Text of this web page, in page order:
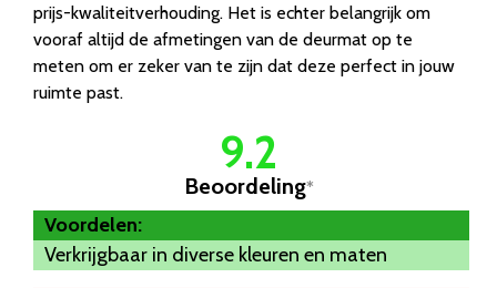
prijs-kwaliteitverhouding. Het is echter belangrijk om
vooraf altijd de afmetingen van de deurmat op te
meten om er zeker van te zijn dat deze perfect in jouw
ruimte past.
9.2
Beoordeling*
Voordelen:
Verkrijgbaar in diverse kleuren en maten